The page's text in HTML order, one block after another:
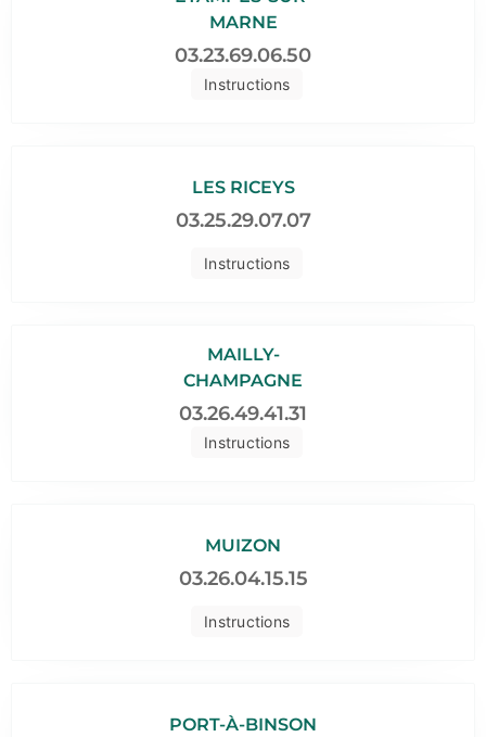
Instructions
MARNE
03.23.69.06.50
Instructions
LES RICEYS
03.25.29.07.07
Instructions
MAILLY-
CHAMPAGNE
03.26.49.41.31
Instructions
MUIZON
03.26.04.15.15
PORT-À-BINSON